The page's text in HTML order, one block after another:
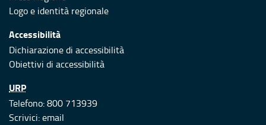
Logo e identità regionale
Accessibilità
Dichiarazione di accessibilità
Obiettivi di accessibilità
URP
Telefono: 800 713939
Scrivici:email